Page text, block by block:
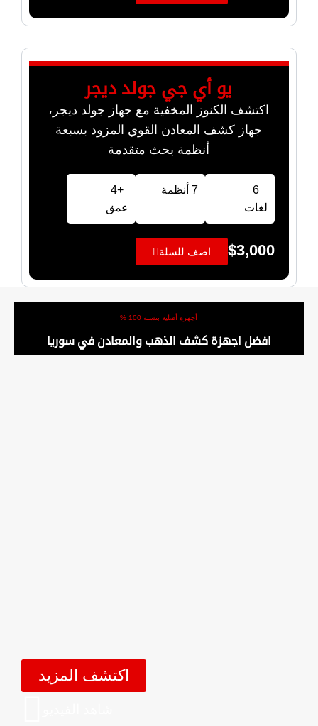
يو أي جي جولد ديجر
اكتشف الكنوز المخفية مع جهاز جولد ديجر،
جهاز كشف المعادن القوي المزود بسبعة
أنظمة بحث متقدمة
6
لغات
7 أنظمة
+4
عمق
$3,000 اضف للسلة
أجهزة أصلية بنسبة 100 %
افضل اجهزة كشف الذهب والمعادن في سوريا
اكتشف المزيد